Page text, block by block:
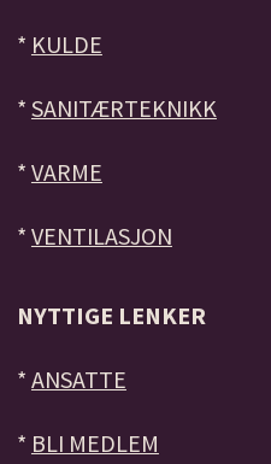
* KULDE
* SANITÆRTEKNIKK
* VARME
* VENTILASJON
NYTTIGE LENKER
* ANSATTE
* BLI MEDLEM